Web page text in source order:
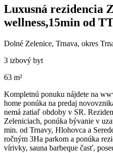
Luxusná rezidencia
wellness,15min od
Dolné Zelenice, Trnava, okres
3 izbový byt
63 m²
Kompletnú ponuku nájdete na
home ponúka na predaj
nemá zatiaľ obdoby v SR.
Zeleniciach, ponúka bývanie v
min. od Trnavy, Hlohovca a
ročným 3Ha parkom a ponúka
vírivky, sauna barbeque časť,